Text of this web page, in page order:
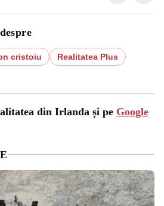
cristoiu
Realitatea Plus
din Irlanda și pe Google